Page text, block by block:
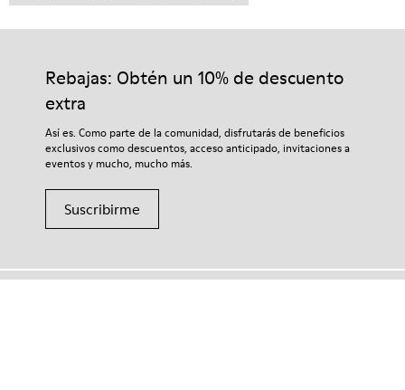
Rebajas: Obtén un 10% de descuento
extra
Así es. Como parte de la comunidad, disfrutarás de beneficios
exclusivos como descuentos, acceso anticipado, invitaciones a
eventos y mucho, mucho más.
Suscribirme